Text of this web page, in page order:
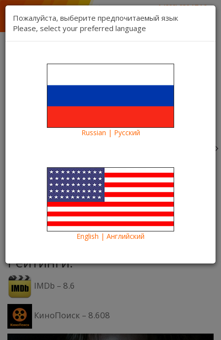
1 (888) 832 17 16
1 (888) 827 06 06
техническая поддержка
Связь Регистрация Вход
Kartina TV Brooklyn
Категории
Что посмотреть?
«Интерстеллар» в видеотеке
Kartina TV. Не пропусти все
самое интересное!
Kartina TV Brooklyn
Рейтинги:
IMDb – 8.6
КиноПоиск – 8.608
Пожалуйста, выберите предпочитаемый язык
Please, select your preferred language
Russian | Русский
English | Английский